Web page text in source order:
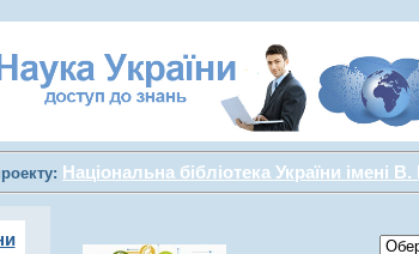
Національна бібліотека України імені